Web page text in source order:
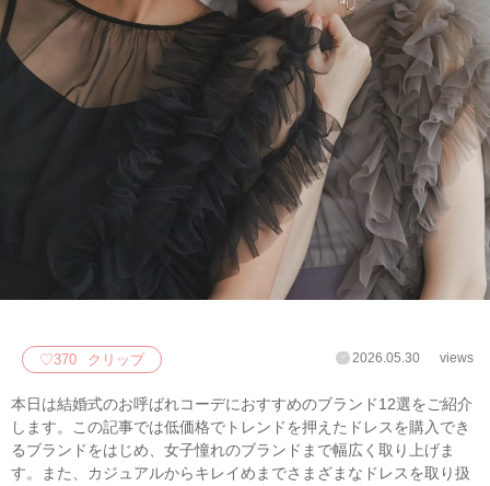
♡370 クリップ 2026.05.30 views
本日は結婚式のお呼ばれコーデにおすすめのブランド12選をご紹介
します。この記事では低価格でトレンドを押えたドレスを購入でき
るブランドをはじめ、女子憧れのブランドまで幅広く取り上げま
す。また、カジュアルからキレイめまでさまざまなドレスを取り扱